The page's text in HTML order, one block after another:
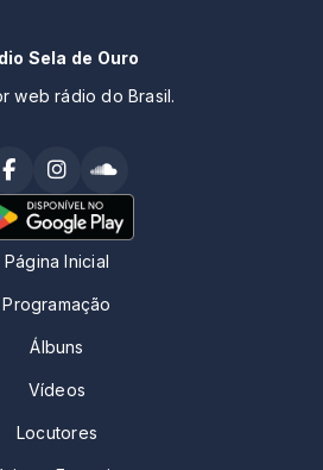
Sela de Ouro
web rádio do Brasil.
Página Inicial
Programação
Álbuns
Vídeos
Locutores